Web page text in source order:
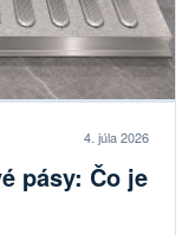
4. júla 2026
pásy: Čo je